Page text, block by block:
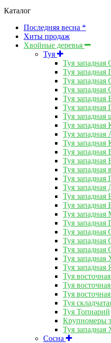
Каталог
Последняя весна *
Хиты продаж
Хвойные деревья
Туя
Туя западная
Туя западная
Туя западная
Туя западная
Туя западная
Туя западная
Туя западная
Туя западная
Туя западная
Туя западная
Туя западная
Туя западная
Туя западная
Туя западная
Туя западная
Туя западная
Туя западная
Туя
Туя западная
Туя западная
Туя западная
Туя западная
Туя западная
Туя западная
Туя
Туя
Туя
Туя
Туя Топиарий
Крупномеры
Туя западная
Сосна